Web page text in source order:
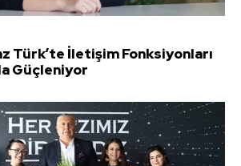
Türk’te İletişim Fonksiyonları
Güçleniyor